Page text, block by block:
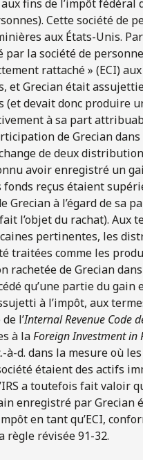
fins de l’impôt fédéral
Cette société de
aux États-Unis.
par la société de
rattaché » (ECI)
et Grecian était
(et devait donc produire
à sa part
de Grecian
de deux
avoir enregistré un
fonds reçus étaient
Grecian à l’égard de sa
l’objet du rachat). Aux
pertinentes, les
traitées comme les
rachetée de Grecian
qu’une partie du
à l’impôt, aux
l’Internal Revenue Code
à laForeign Investment in
à-d. dans la mesure où
étaient des actifs
a toutefois fait valoir
enregistré par Grecian
en tant qu’ECI,
règle révisée 91-32.